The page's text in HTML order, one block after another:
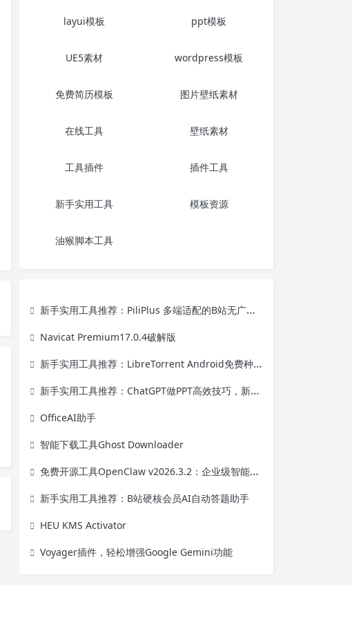
layui模板 ppt模板
UE5素材 wordpress模板
免费简历模板 图片壁纸素材
在线工具 壁纸素材
工具插件 插件工具
新手实用工具 模板资源
油猴脚本工具
新手实用工具推荐：PiliPlus 多端适配的B站无广告第三方客户端
Navicat Premium17.0.4破解版
新手实用工具推荐：LibreTorrent Android免费种子下载工具
新手实用工具推荐：ChatGPT做PPT高效技巧，新手也能快速上手
OfficeAI助手
智能下载工具Ghost Downloader
免费开源工具OpenClaw v2026.3.2：企业级智能协作解决方案
新手实用工具推荐：B站硬核会员AI自动答题助手
HEU KMS Activator
Voyager插件，轻松增强Google Gemini功能